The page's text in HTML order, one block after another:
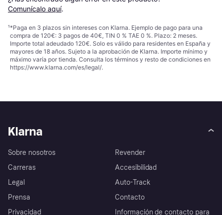
Comunícalo aquí.
¹*Paga en 3 plazos sin intereses con Klarna. Ejemplo de pago para una
compra de 120€: 3 pagos de 40€, TIN 0 % TAE 0 %. Plazo: 2 meses.
Importe total adeudado 120€. Solo es válido para residentes en España y
mayores de 18 años. Sujeto a la aprobación de Klarna. Importe mínimo y
máximo varía por tienda. Consulta los términos y resto de condiciones en
https://www.klarna.com/es/legal/.
Klarna
Sobre nosotros
Carreras
Legal
Prensa
Privacidad
Revender
Accesibilidad
Auto-Track
Contacto
Información de contacto para